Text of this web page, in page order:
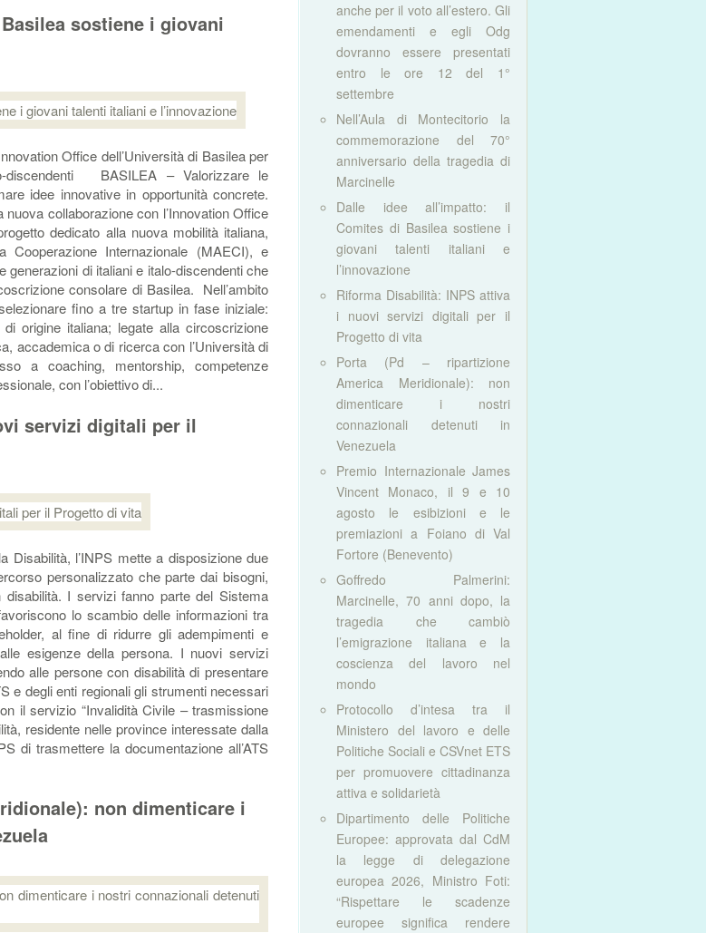
sostiene i giovani
Office dell’Università di Basilea per
discendenti BASILEA – Valorizzare le
idee innovative in opportunità concrete.
collaborazione con l’Innovation Office
dedicato alla nuova mobilità italiana,
Internazionale (MAECI), e
generazioni di italiani e italo-discendenti che
consolare di Basilea. Nell’ambito
fino a tre startup in fase iniziale:
origine italiana; legate alla circoscrizione
accademica o di ricerca con l’Università di
a coaching, mentorship, competenze
con l’obiettivo di...
servizi digitali per il
Disabilità, l’INPS mette a disposizione due
personalizzato che parte dai bisogni,
I servizi fanno parte del Sistema
lo scambio delle informazioni tra
al fine di ridurre gli adempimenti e
esigenze della persona. I nuovi servizi
alle persone con disabilità di presentare
e degli enti regionali gli strumenti necessari
il servizio “Invalidità Civile – trasmissione
residente nelle province interessate dalla
di trasmettere la documentazione all’ATS
non dimenticare i
anche per il voto all’estero. Gli
emendamenti e egli Odg
dovranno essere presentati
entro le ore 12 del 1°
settembre
Nell’Aula di Montecitorio la
commemorazione del 70°
anniversario della tragedia di
Marcinelle
Dalle idee all’impatto: il
Comites di Basilea sostiene i
giovani talenti italiani e
l’innovazione
Riforma Disabilità: INPS attiva
i nuovi servizi digitali per il
Progetto di vita
Porta (Pd – ripartizione
America Meridionale): non
dimenticare i nostri
connazionali detenuti in
Venezuela
Premio Internazionale James
Vincent Monaco, il 9 e 10
agosto le esibizioni e le
premiazioni a Foiano di Val
Fortore (Benevento)
Goffredo Palmerini:
Marcinelle, 70 anni dopo, la
tragedia che cambiò
l’emigrazione italiana e la
coscienza del lavoro nel
mondo
Protocollo d’intesa tra il
Ministero del lavoro e delle
Politiche Sociali e CSVnet ETS
per promuovere cittadinanza
attiva e solidarietà
Dipartimento delle Politiche
Europee: approvata dal CdM
la legge di delegazione
europea 2026, Ministro Foti:
“Rispettare le scadenze
europee significa rendere